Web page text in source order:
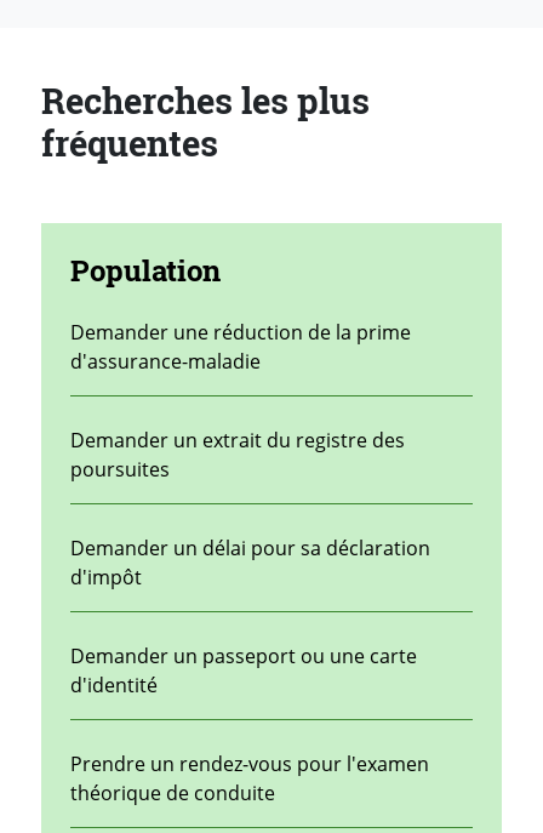
Recherches les plus
fréquentes
Population
Demander une réduction de la prime
d'assurance-maladie
Demander un extrait du registre des
poursuites
Demander un délai pour sa déclaration
d'impôt
Demander un passeport ou une carte
d'identité
Prendre un rendez-vous pour l'examen
théorique de conduite